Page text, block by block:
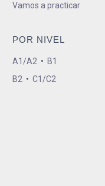
Vamos a practicar
POR NIVEL
A1/A2 • B1
B2 • C1/C2